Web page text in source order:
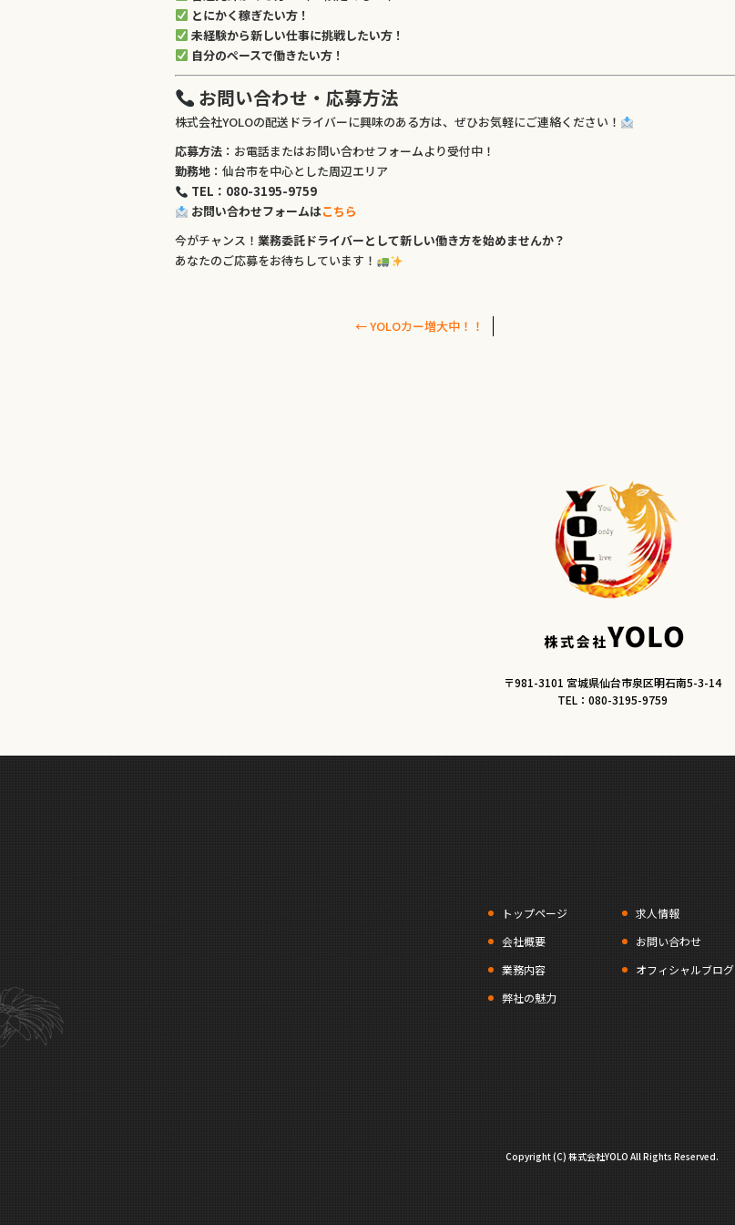
とにかく稼ぎたい方！
未経験から新しい仕事に挑戦したい方！
自分のペースで働きたい方！
お問い合わせ・応募方法
株式会社YOLOの配送ドライバーに興味のある方は、ぜひお気軽にご連絡ください！
応募方法 ：お電話またはお問い合わせフォームより受付中！
勤務地 ：仙台市を中心とした周辺エリア
TEL：080-3195-9759
お問い合わせフォームはこちら
今がチャンス！ 業務委託ドライバーとして新しい働き方を始めませんか？
あなたのご応募をお待ちしています！
←YOLOカー増大中！！
トップページ
会社概要
業務内容
弊社の魅力
求人情報
お問い合わせ
オフィシャルブログ
〒981-3101 宮城県仙台市泉区明石南5-3-14
TEL：080-3195-9759
Copyright (C) 株式会社YOLO All Rights Reserved.